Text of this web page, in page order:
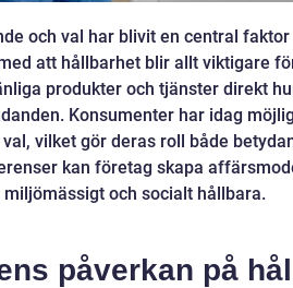
och val har blivit en central
att hållbarhet blir allt viktigare
produkter och tjänster direkt
Konsumenter har idag
vilket gör deras roll både
kan företag skapa
och socialt hållbara.
påverkan på